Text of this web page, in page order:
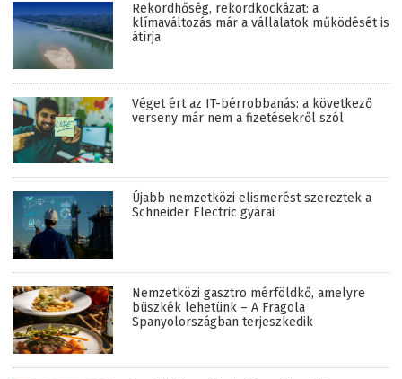
Rekordhőség, rekordkockázat: a
klímaváltozás már a vállalatok működését is
átírja
Véget ért az IT-bérrobbanás: a következő
verseny már nem a fizetésekről szól
Újabb nemzetközi elismerést szereztek a
Schneider Electric gyárai
Nemzetközi gasztro mérföldkő, amelyre
büszkék lehetünk – A Fragola
Spanyolországban terjeszkedik